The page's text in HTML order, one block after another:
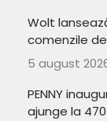
Wolt
comenzile
5 august
PENNY
ajunge la